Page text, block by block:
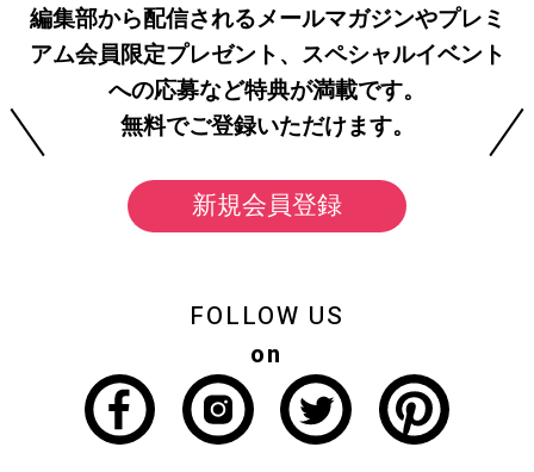
編集部から配信されるメールマガジンやプレミ
アム会員限定プレゼント、スペシャルイベント
への応募など特典が満載です。
無料でご登録いただけます。
新規会員登録
FOLLOW US
on